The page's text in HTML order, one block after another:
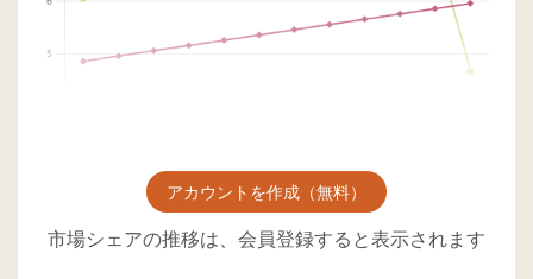
アカウントを作成（無料）
市場シェアの推移は、会員登録すると表示されます